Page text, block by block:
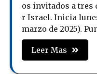
os invitados a tres
r Israel. Inicia
marzo de 2025).
Leer Mas